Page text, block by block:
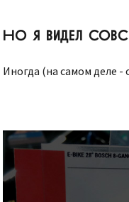
НО Я ВИДЕЛ
Иногда (на самом деле